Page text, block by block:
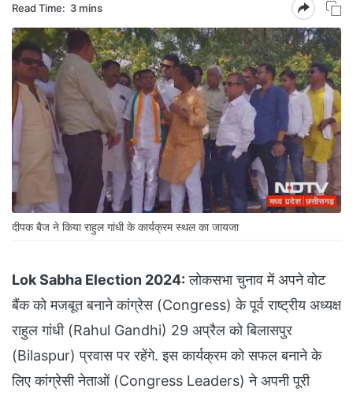
Read Time: 3 mins
दीपक बैज ने किया राहुल गांधी के कार्यक्रम स्थल का जायजा
Lok Sabha Election 2024: लोकसभा चुनाव में अपने वोट
बैंक को मजबूत बनाने कांग्रेस (Congress) के पूर्व राष्ट्रीय अध्यक्ष
राहुल गांधी (Rahul Gandhi) 29 अप्रैल को बिलासपुर
(Bilaspur) प्रवास पर रहेंगे. इस कार्यक्रम को सफल बनाने के
लिए कांग्रेसी नेताओं (Congress Leaders) ने अपनी पूरी